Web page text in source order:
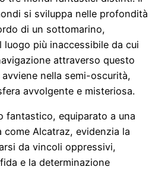
si sviluppa nelle profondità
di un sottomarino,
luogo più inaccessibile da cui
attraverso questo
nella semi-oscurità,
avvolgente e misteriosa.
fantastico, equiparato a una
come Alcatraz, evidenzia la
da vincoli oppressivi,
e la determinazione